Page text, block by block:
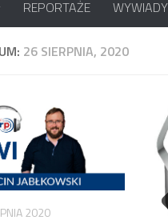
REPORTAŻE WYWIADY
26 SIERPNIA, 2020
2020